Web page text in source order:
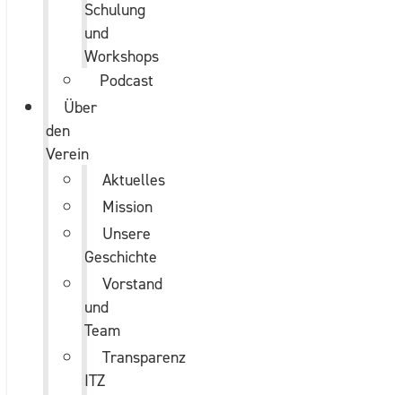
Schulung
und
Workshops
Podcast
Über
den
Verein
Aktuelles
Mission
Unsere
Geschichte
Vorstand
und
Team
Transparenz
ITZ